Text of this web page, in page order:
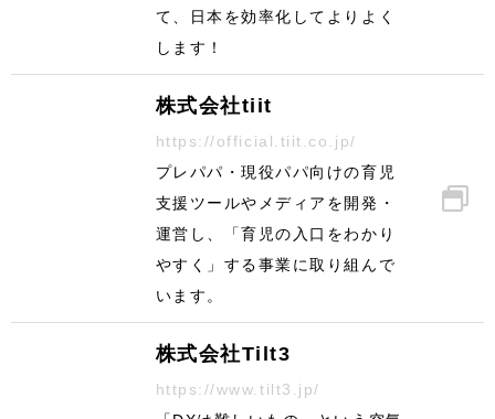
て、日本を効率化してよりよく
します！
株式会社tiit
https://official.tiit.co.jp/
プレパパ・現役パパ向けの育児
支援ツールやメディアを開発・
運営し、「育児の入口をわかり
やすく」する事業に取り組んで
います。
株式会社Tilt3
https://www.tilt3.jp/